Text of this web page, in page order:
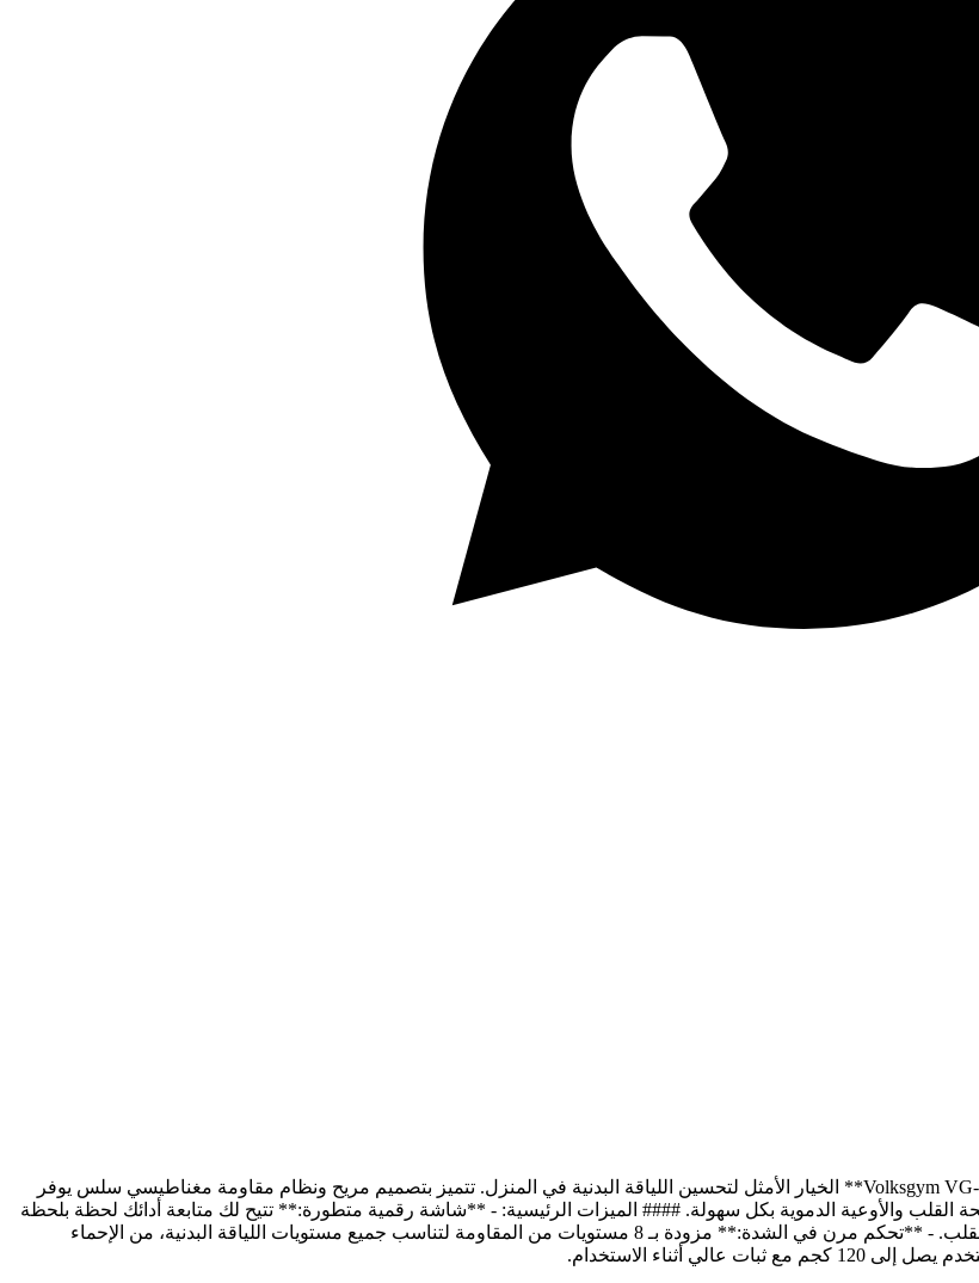
### ارتقِ بتمارينك المنزلية مع دراجة فولكس جيم المغناطيسية تعد دراجة **Volksgym VG-62B** الخيار الأمثل لتحسين اللياقة البدنية في المنزل. تتميز بتصميم مريح ونظام مقاومة مغناطيسي سلس يوفر
والأوعية الدموية بكل سهولة. #### الميزات الرئيسية: - **شاشة رقمية متطورة:** تتيح لك متابعة أدائك لحظة بلحظة
من خلال عرض الوقت، السرعة، المسافة، السعرات الحرارية المحروقة، ونبض القلب. - **تحكم مرن في الشدة:** مزودة بـ 8 مستويات من المقاومة لتناسب جميع مستويات اللياقة البدنية، من الإحماء
أثناء الاستخدام.